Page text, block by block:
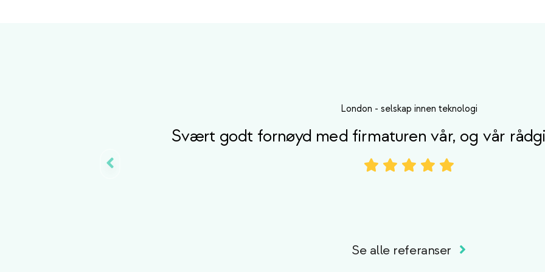
London - selskap innen teknologi
Svært godt fornøyd med firmaturen vår, og vår
Se alle referanser